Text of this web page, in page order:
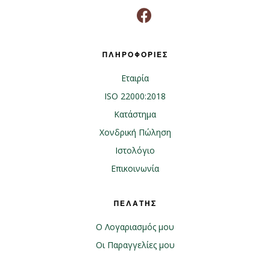
ΠΛΗΡΟΦΟΡΙΕΣ
Εταιρία
ISO 22000:2018
Κατάστημα
Χονδρική Πώληση
Ιστολόγιο
Επικοινωνία
ΠΕΛΑΤΗΣ
Ο Λογαριασμός μου
Οι Παραγγελίες μου